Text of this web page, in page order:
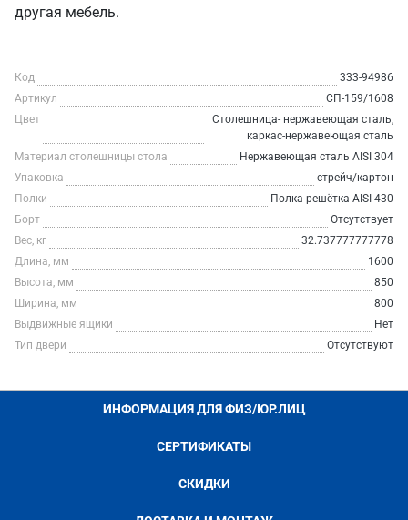
другая мебель.
Код
333-94986
Артикул
СП-159/1608
Цвет
Столешница- нержавеющая сталь,
каркас-нержавеющая сталь
Материал столешницы стола
Нержавеющая сталь AISI 304
Упаковка
стрейч/картон
Полки
Полка-решётка AISI 430
Борт
Отсутствует
Вес, кг
32.737777777778
Длина, мм
1600
Высота, мм
850
Ширина, мм
800
Выдвижные ящики
Нет
Тип двери
Отсутствуют
ИНФОРМАЦИЯ ДЛЯ ФИЗ/ЮР.ЛИЦ
СЕРТИФИКАТЫ
СКИДКИ